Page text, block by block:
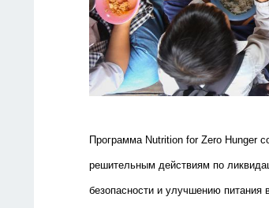
Программа Nutrition for Zero Hunger
решительным действиям по
безопасности и улучшению